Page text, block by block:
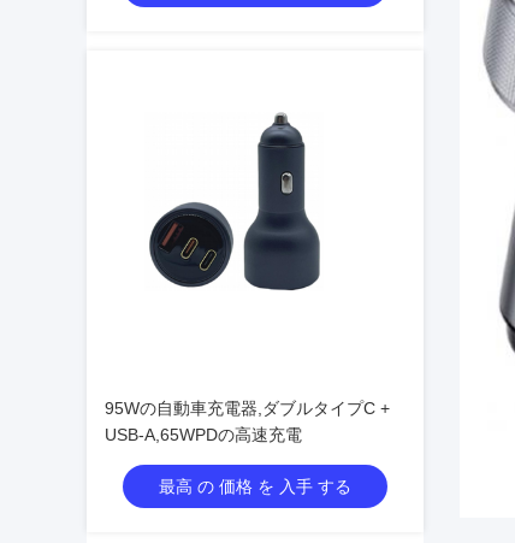
95Wの自動車充電器,ダブルタイプC +
USB-A,65WPDの高速充電
最高 の 価格 を 入手 する